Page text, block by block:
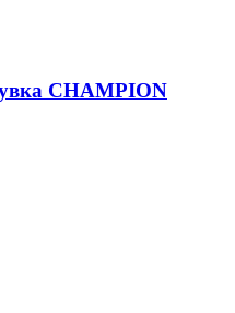
CHAMPION